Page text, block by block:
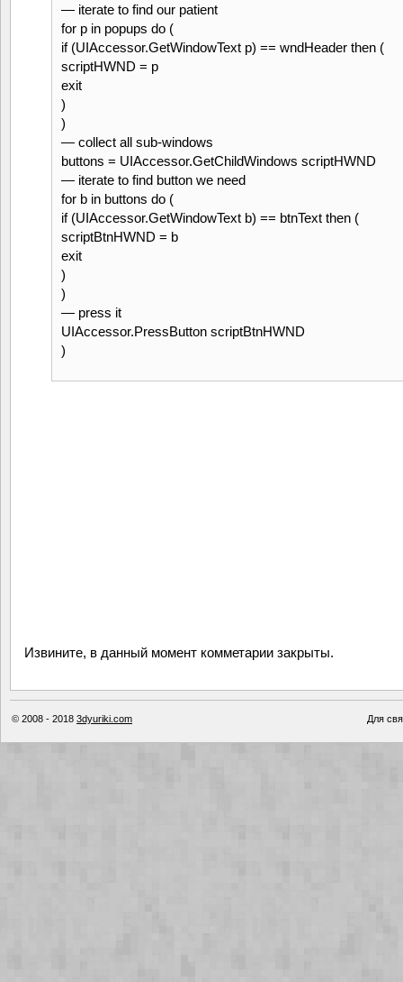
— iterate to find our patient
for p in popups do (
if (UIAccessor.GetWindowText p) == wndHeader then (
scriptHWND = p
exit
)
)
— collect all sub-windows
buttons = UIAccessor.GetChildWindows scriptHWND
— iterate to find button we need
for b in buttons do (
if (UIAccessor.GetWindowText b) == btnText then (
scriptBtnHWND = b
exit
)
)
— press it
UIAccessor.PressButton scriptBtnHWND
)
Извините, в данный момент комметарии закрыты.
© 2008 - 2018 3dyuriki.com Для